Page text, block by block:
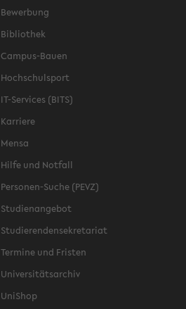
Bewerbung
Bibliothek
Campus-Bauen
Hochschulsport
IT-Services (BITS)
Karriere
Mensa
Hilfe und Notfall
Personen-Suche (PEVZ)
Studienangebot
Studierendensekretariat
Termine und Fristen
Universitätsarchiv
UniShop